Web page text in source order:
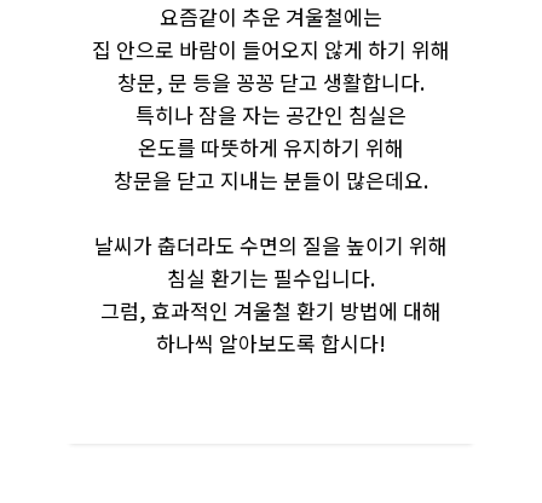
요즘같이 추운 겨울철에는
집 안으로 바람이 들어오지 않게 하기 위해
창문, 문 등을 꽁꽁 닫고 생활합니다.
특히나 잠을 자는 공간인 침실은
온도를 따뜻하게 유지하기 위해
창문을 닫고 지내는 분들이 많은데요.
날씨가 춥더라도 수면의 질을 높이기 위해
침실 환기는 필수입니다.
그럼, 효과적인 겨울철 환기 방법에 대해
하나씩 알아보도록 합시다!